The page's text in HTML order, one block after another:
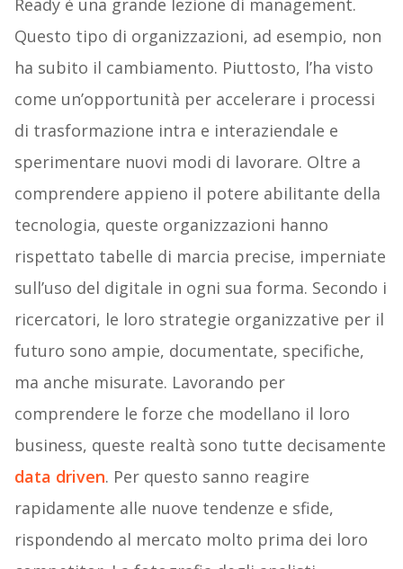
Ready è una grande lezione di management.
Questo tipo di organizzazioni, ad esempio, non
ha subito il cambiamento. Piuttosto, l’ha visto
come un’opportunità per accelerare i processi
di trasformazione intra e interaziendale e
sperimentare nuovi modi di lavorare. Oltre a
comprendere appieno il potere abilitante della
tecnologia, queste organizzazioni hanno
rispettato tabelle di marcia precise, imperniate
sull’uso del digitale in ogni sua forma. Secondo i
ricercatori, le loro strategie organizzative per il
futuro sono ampie, documentate, specifiche,
ma anche misurate. Lavorando per
comprendere le forze che modellano il loro
business, queste realtà sono tutte decisamente
data driven. Per questo sanno reagire
rapidamente alle nuove tendenze e sfide,
rispondendo al mercato molto prima dei loro